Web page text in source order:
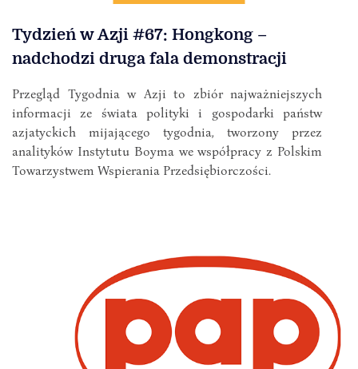
Tydzień w Azji #67: Hongkong –
nadchodzi druga fala demonstracji
Przegląd Tygodnia w Azji to zbiór najważniejszych
informacji ze świata polityki i gospodarki państw
azjatyckich mijającego tygodnia, tworzony przez
analityków Instytutu Boyma we współpracy z Polskim
Towarzystwem Wspierania Przedsiębiorczości.